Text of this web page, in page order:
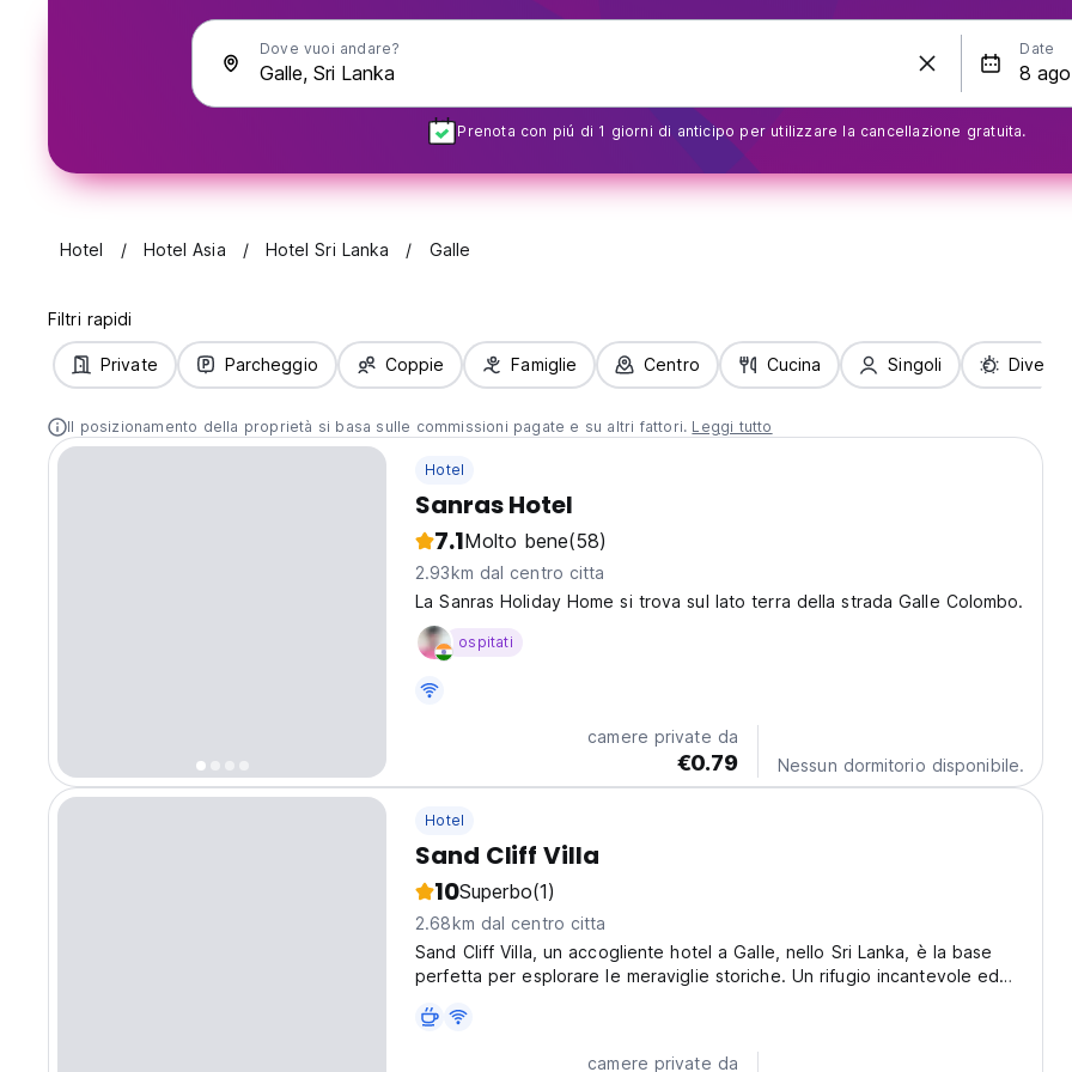
Dove vuoi andare? Date
Prenota con piú di 1 giorni di anticipo per utilizzare la cancellazione gratuita.
Hotel Hotel Asia Hotel Sri Lanka Galle
Filtri rapidi
Private Parcheggio Coppie Famiglie Centro Cucina Singoli
Il posizionamento della proprietà si basa sulle commissioni pagate e su altri fattori. Leggi tutto
Hotel
Sanras Hotel
7.1Molto bene(58)
2.93km dal centro citta
La Sanras Holiday Home si trova sul lato terra della strada Galle Colombo.
ospitati
camere private da
€0.79 Nessun dormitorio disponibile.
Hotel
Sand Cliff Villa
10Superbo(1)
2.68km dal centro citta
Sand Cliff Villa, un accogliente hotel a Galle, nello Sri Lanka, è la base
perfetta per esplorare le meraviglie storiche. Un rifugio incantevole ed
camere private da